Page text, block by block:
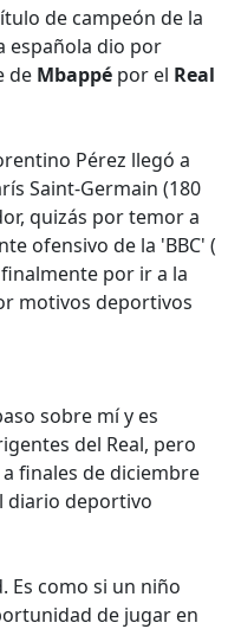
de campeón de la
española dio por
de Mbappé por el Real
Pérez llegó a
Saint-Germain (180
quizás por temor a
ofensivo de la 'BBC' (
por ir a la
motivos deportivos
sobre mí y es
del Real, pero
finales de diciembre
diario deportivo
Es como si un niño
de jugar en